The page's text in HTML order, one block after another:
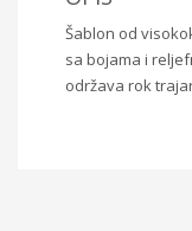
Šablon od
sa bojama i
održava rok